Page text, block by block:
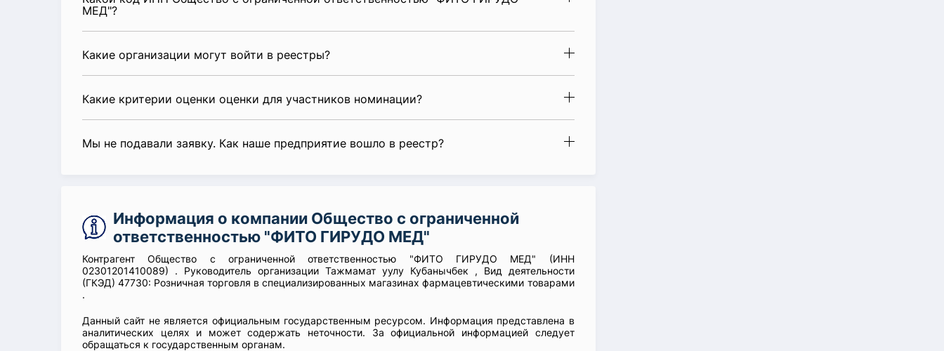
МЕД"?
Какие организации могут войти в реестры?
Какие критерии оценки оценки для участников номинации?
Мы не подавали заявку. Как наше предприятие вошло в реестр?
Информация о компании Общество с ограниченной
ответственностью "ФИТО ГИРУДО МЕД"
Контрагент Общество с ограниченной ответственностью "ФИТО ГИРУДО МЕД" (ИНН
02301201410089) . Руководитель организации Тажмамат уулу Кубанычбек , Вид деятельности
(ГКЭД) 47730: Розничная торговля в специализированных магазинах фармацевтическими товарами
.
Данный сайт не является официальным государственным ресурсом. Информация представлена в
аналитических целях и может содержать неточности. За официальной информацией следует
обращаться к государственным органам.